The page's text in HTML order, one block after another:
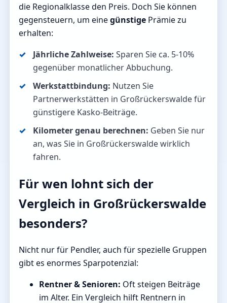
die Regionalklasse den Preis. Doch Sie können
gegensteuern, um einegünstige Prämie zu
erhalten:
Jährliche Zahlweise: Sparen Sie ca. 5-10%
gegenüber monatlicher Abbuchung.
Werkstattbindung: Nutzen Sie
Partnerwerkstätten in Großrückerswalde für
günstigere Kasko-Beiträge.
Kilometer genau berechnen: Geben Sie nur
an, was Sie in Großrückerswalde wirklich
fahren.
Für wen lohnt sich der
Vergleich in Großrückerswalde
besonders?
Nicht nur für Pendler, auch für spezielle Gruppen
gibt es enormes Sparpotenzial:
Rentner & Senioren: Oft steigen Beiträge
im Alter. Ein Vergleich hilft Rentnern in